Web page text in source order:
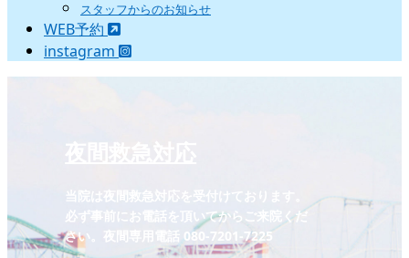
スタッフからのお知らせ
WEB予約
instagram
夜間救急対応
当院は夜間救急対応を受付けております。
必ず事前にお電話を頂いてからご来院くだ
さい。夜間専用電話 080-7201-7225‬